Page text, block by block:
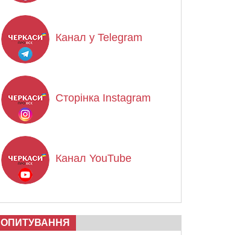
Канал у Telegram
Сторінка Instagram
Канал YouTube
ОПИТУВАННЯ